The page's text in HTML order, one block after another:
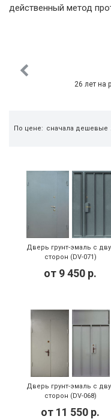
действенный метод
26 лет на
По цене: сначала дешевые
Дверь грунт-эмаль с
сторон (DV-071)
от 9 450 р.
Дверь грунт-эмаль с
сторон (DV-068)
от 11 550 р.